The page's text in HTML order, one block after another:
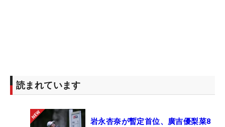
読まれています
岩永杏奈が暫定首位、廣吉優梨菜8